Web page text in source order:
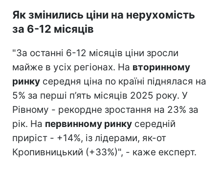
Як змінились ціни на нерухомість
за 6-12 місяців
"За останні 6-12 місяців ціни зросли
майже в усіх регіонах. На вторинному
ринку середня ціна по країні піднялася на
5% за перші п’ять місяців 2025 року. У
Рівному - рекордне зростання на 23% за
рік. На первинному ринку середній
приріст - +14%, із лідерами, як-от
Кропивницький (+33%)", - каже експерт.